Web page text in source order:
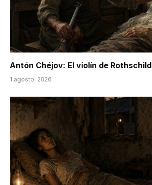
Antón Chéjov: El violín de Rothschild
1 agosto, 2026